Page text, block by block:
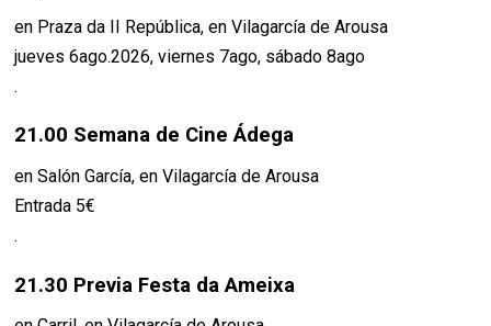
en Praza da II República, en Vilagarcía de Arousa
jueves 6ago.2026, viernes 7ago, sábado 8ago
.
21.00 Semana de Cine Ádega
en Salón García, en Vilagarcía de Arousa
Entrada 5€
.
21.30 Previa Festa da Ameixa